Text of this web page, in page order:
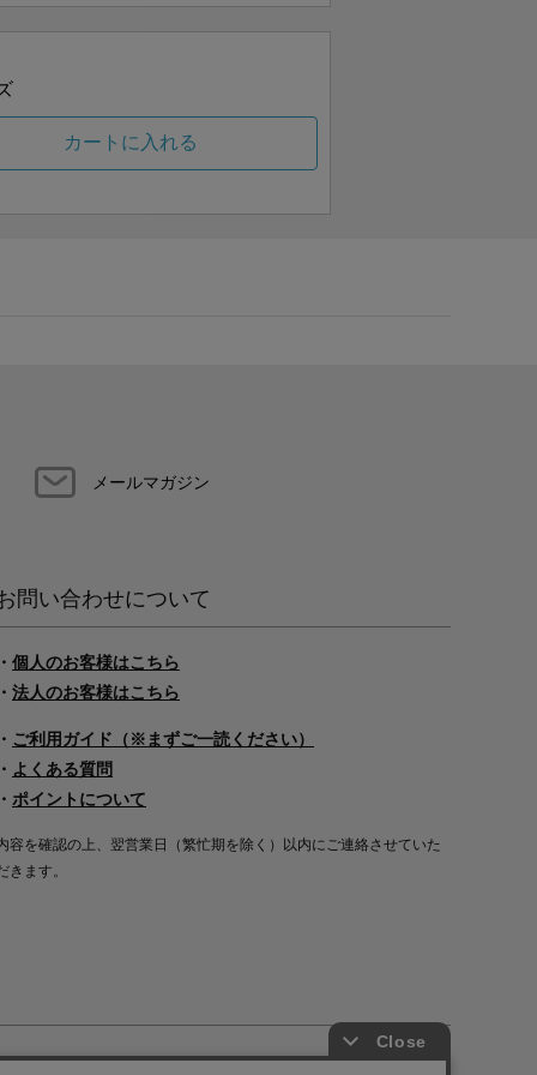
カートに入れる
メールマガジン
問い合わせについて
・ 個人のお客様はこちら
・ 法人のお客様はこちら
・ ご利用ガイド（※まずご一読ください）
・ よくある質問
・ ポイントについて
容を確認の上、翌営業日（繁忙期を除く）以内にご連絡させていた
きます。